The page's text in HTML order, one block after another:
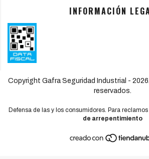
INFORMACIÓN
Copyright Gafra Seguridad Industrial -
reservados.
Defensa de las y los consumidores. Para reclamos
de arrepentimiento